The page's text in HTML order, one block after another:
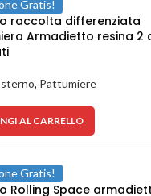
Gratis!
raccolta differenziata
Armadietto resina 2
, Pattumiere
AL CARRELLO
Gratis!
Rolling Space